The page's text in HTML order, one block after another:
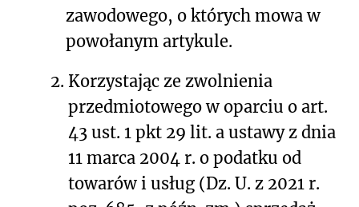
zawodowego, o których mowa w
powołanym artykule.
2. Korzystając ze zwolnienia
przedmiotowego w oparciu o art.
43 ust. 1 pkt 29 lit. a ustawy z dnia
11 marca 2004 r. o podatku od
towarów i usług (Dz. U. z 2021 r.